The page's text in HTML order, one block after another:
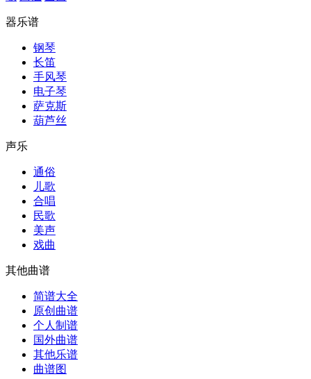
器乐谱
钢琴
长笛
手风琴
电子琴
萨克斯
葫芦丝
声乐
通俗
儿歌
合唱
民歌
美声
戏曲
其他曲谱
简谱大全
原创曲谱
个人制谱
国外曲谱
其他乐谱
曲谱图